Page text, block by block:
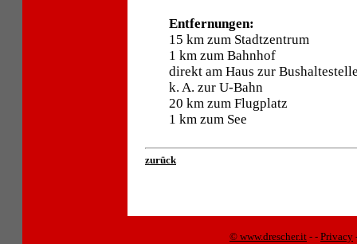
Entfernungen:
15 km zum Stadtzentrum
1 km zum Bahnhof
direkt am Haus zur
k. A. zur U-Bahn
20 km zum Flugplatz
1 km zum See
zurück
© www.drescher.it - - Privacy